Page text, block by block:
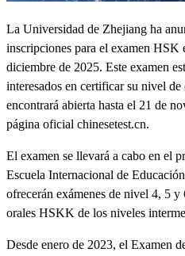
La Universidad de Zhejiang ha
inscripciones para el examen HSK
diciembre de 2025. Este examen
interesados en certificar su nivel
encontrará abierta hasta el 21 de
página oficial chinesetest.cn.
El examen se llevará a cabo en el
Escuela Internacional de
ofrecerán exámenes de nivel 4, 5
orales HSKK de los niveles
Desde enero de 2023, el Examen